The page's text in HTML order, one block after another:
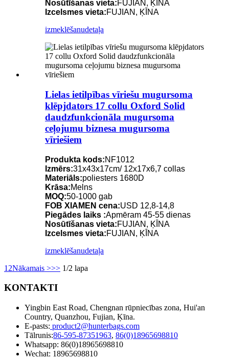
Nosūtīšanas vieta:FUJIAN, ĶĪNA
Izcelsmes vieta:FUJIAN, ĶĪNA
izmeklēšanudetaļa
Lielas ietilpības vīriešu mugursoma
klēpjdators 17 collu Oxford Solid
daudzfunkcionāla mugursoma
ceļojumu biznesa mugursoma
vīriešiem
Produkta kods:NF1012
Izmērs:31x43x17cm/ 12x17x6,7 collas
Materiāls:poliesters 1680D
Krāsa:Melns
MOQ:50-1000 gab
FOB XIAMEN cena:USD 12,8-14,8
Piegādes laiks :Apmēram 45-55 dienas
Nosūtīšanas vieta:FUJIAN, ĶĪNA
Izcelsmes vieta:FUJIAN, ĶĪNA
izmeklēšanudetaļa
1 2Nākamais >>> 1/2 lapa
KONTAKTI
Yingbin East Road, Chengnan rūpniecības zona, Hui'an
Country, Quanzhou, Fujian, Ķīna.
E-pasts: product2@hunterbags.com
Tālrunis:86-595-87351963, 86(0)18965698810
Whatsapp: 86(0)18965698810
Wechat: 18965698810